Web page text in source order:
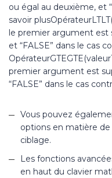
ou égal au deuxième, et
savoir
le premier argument est
et “FALSE” dans le cas
premier argument est
“FALSE” dans le cas
Vous pouvez
options en matière
ciblage.
Les fonctions
en haut du clavier